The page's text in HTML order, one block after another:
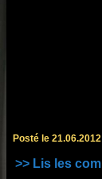
Posté le
>> Lis les